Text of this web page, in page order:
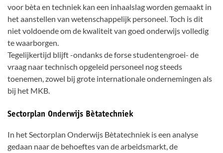
voor bèta en techniek kan een inhaalslag worden gemaakt in
het aanstellen van wetenschappelijk personeel. Toch is dit
niet voldoende om de kwaliteit van goed onderwijs volledig
te waarborgen.
Tegelijkertijd blijft -ondanks de forse studentengroei- de
vraag naar technisch opgeleid personeel nog steeds
toenemen, zowel bij grote internationale ondernemingen als
bij het MKB.
Sectorplan Onderwijs Bètatechniek
In het Sectorplan Onderwijs Bètatechniek is een analyse
gedaan naar de behoeftes van de arbeidsmarkt, de